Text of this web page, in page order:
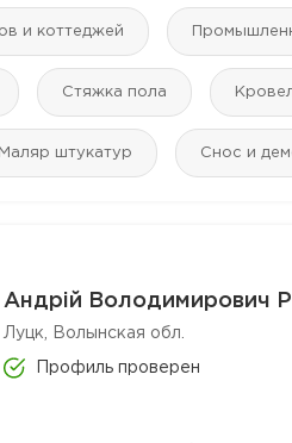
и коттеджей
Стяжка пола
Маляр штукатур Снос и
Андрій Володимирович
Луцк, Волынская обл.
Профиль проверен